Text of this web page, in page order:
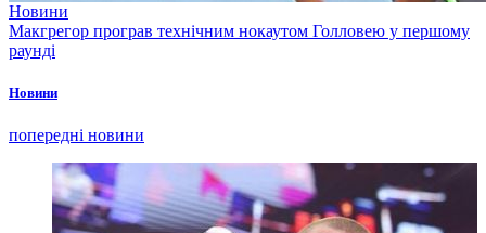
Новини
Макгрегор програв технічним нокаутом Голловею у першому
раунді
Новини
попередні новини